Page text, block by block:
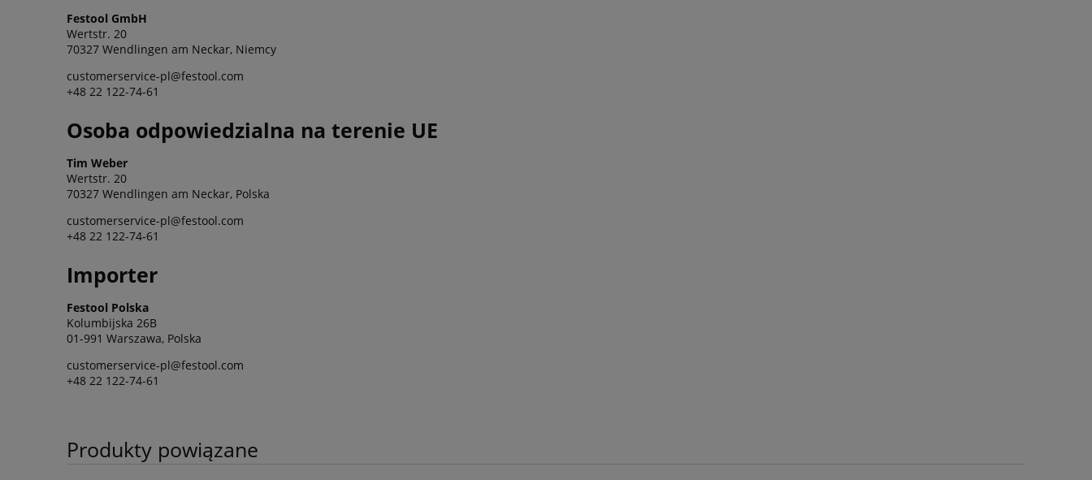
Festool GmbH
Wertstr. 20
70327 Wendlingen am Neckar, Niemcy
customerservice-pl@festool.com
+48 22 122-74-61
Osoba odpowiedzialna na terenie UE
Tim Weber
Wertstr. 20
70327 Wendlingen am Neckar, Polska
customerservice-pl@festool.com
+48 22 122-74-61
Importer
Festool Polska
Kolumbijska 26B
01-991 Warszawa, Polska
customerservice-pl@festool.com
+48 22 122-74-61
Produkty powiązane